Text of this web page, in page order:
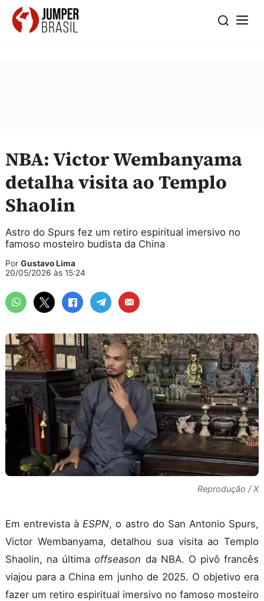
NBA: Victor Wembanyama
detalha visita ao Templo
Shaolin
Astro do Spurs fez um retiro espiritual imersivo no
famoso mosteiro budista da China
Por Gustavo Lima
20/05/2026 às 15:24
Reprodução / X
Em entrevista à ESPN, o astro do San Antonio Spurs,
Victor Wembanyama, detalhou sua visita ao Templo
Shaolin, na últimaoffseason da NBA. O pivô francês
viajou para a China em junho de 2025. O objetivo era
fazer um retiro espiritual imersivo no famoso mosteiro